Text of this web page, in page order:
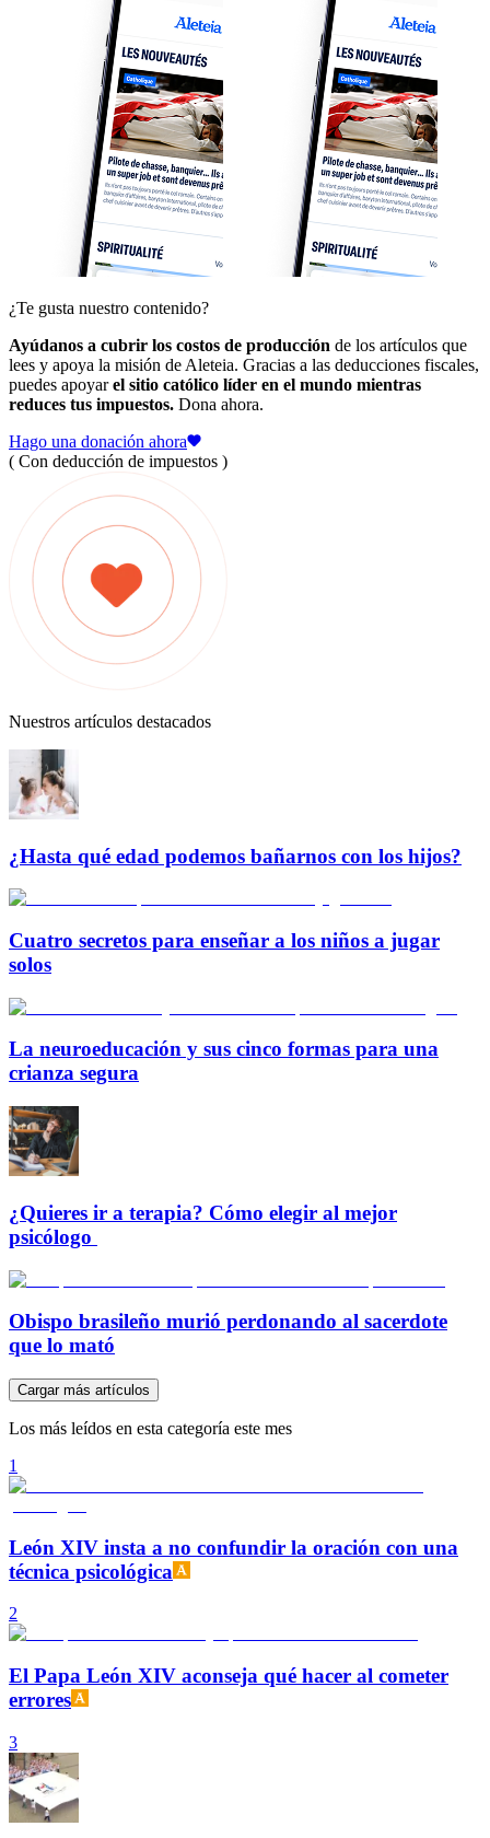
¿Te gusta nuestro contenido?
Ayúdanos a cubrir los costos de producción de los artículos que
lees y apoya la misión de Aleteia. Gracias a las deducciones fiscales,
puedes apoyarel sitio católico líder en el mundo mientras
reduces tus impuestos. Dona ahora.
Hago una donación ahora
( Con deducción de impuestos )
Nuestros artículos destacados
¿Hasta qué edad podemos bañarnos con los hijos?
Cuatro secretos para enseñar a los niños a jugar
solos
La neuroeducación y sus cinco formas para una
crianza segura
¿Quieres ir a terapia? Cómo elegir al mejor
psicólogo
Obispo brasileño murió perdonando al sacerdote
que lo mató
Cargar más artículos
Los más leídos en esta categoría este mes
1
León XIV insta a no confundir la oración con una
técnica psicológica
2
El Papa León XIV aconseja qué hacer al cometer
errores
3